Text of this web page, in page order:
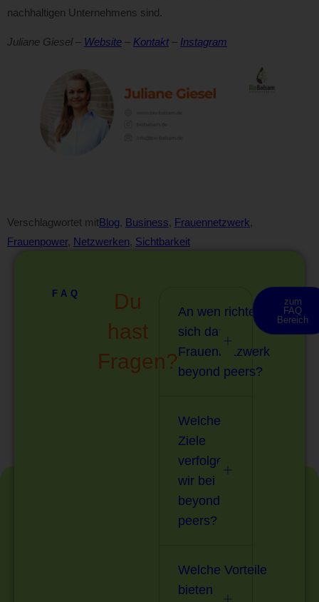
nachhaltigen Unternehmens sind.
Juliane Giesel – Website – Kontakt– Instagram
Verschlagwortet mitBlog, Business, Frauennetzwerk,
Frauenpower, Netzwerken, Sichtbarkeit
FAQ
Du
hast
Fragen?
An wen richtet
sich das
Frauennetzwerk
beyond peers?
Welche
Ziele
verfolgen
wir bei
beyond
peers?
Welche Vorteile
bieten
zum
FAQ
Bereich